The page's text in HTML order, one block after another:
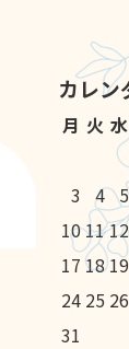
カレン
月 火 水
3 4 5
101112
17 18 19
24 25 26
31